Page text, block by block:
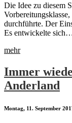
Die Idee zu diesem
durchführte. Der
Es entwickelte
mehr
Immer
Anderland
Montag, 11. September